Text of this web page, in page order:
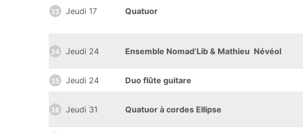
13 Jeudi 17 Quatuor
14 Jeudi 24 Ensemble Nomad’Lib & Mathieu Névéol
15 Jeudi 24 Duo flûte guitare
16 Jeudi 31 Quatuor à cordes Ellipse